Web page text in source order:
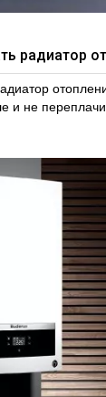
радиатор
и не